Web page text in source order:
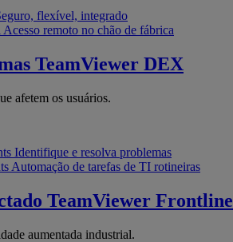
flexível, integrado
Acesso remoto no chão de fábrica
TeamViewer DEX
afetem os usuários.
Identifique e resolva problemas
Automação de tarefas de TI rotineiras
TeamViewer Frontline
aumentada industrial.